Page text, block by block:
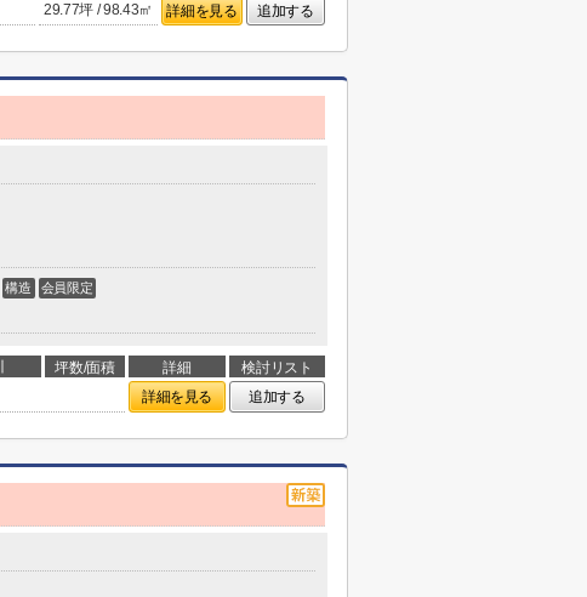
29.77坪 / 98.43㎡ 詳細を見る 追加する
構造
会員限定
坪数/面積 詳細 検討リスト
詳細を見る 追加する